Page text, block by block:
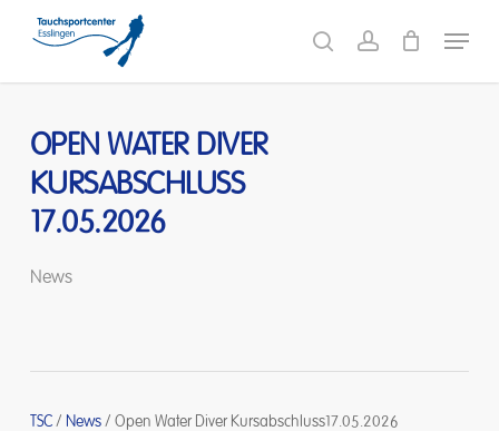
main
searchaccount
Menu
OPEN WATER DIVER
KURSABSCHLUSS
17.05.2026
News
TSC/ News/ Open Water Diver Kursabschluss17.05.2026